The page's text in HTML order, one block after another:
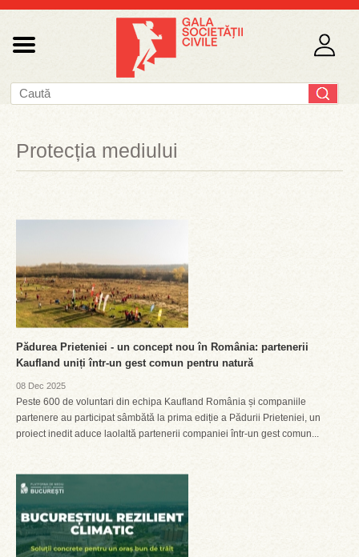
Protecția mediului
Pădurea Prieteniei - un concept nou în România: partenerii
Kaufland uniți într-un gest comun pentru natură
08 Dec 2025
Peste 600 de voluntari din echipa Kaufland România și companiile
partenere au participat sâmbătă la prima ediție a Pădurii Prieteniei, un
proiect inedit aduce laolaltă partenerii companiei într-un gest comun...